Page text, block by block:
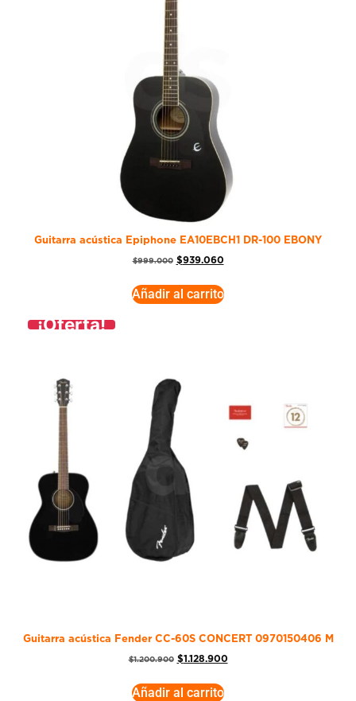
Guitarra acústica Epiphone EA10EBCH1 DR-100 EBONY
$999.000 $939.060
Añadir al carrito
¡Oferta!
Guitarra acústica Fender CC-60S CONCERT 0970150406 M
$1.200.900 $1.128.900
Añadir al carrito